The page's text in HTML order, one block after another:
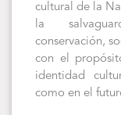
cultural de la
la
conservación,
con el
identidad
como en el